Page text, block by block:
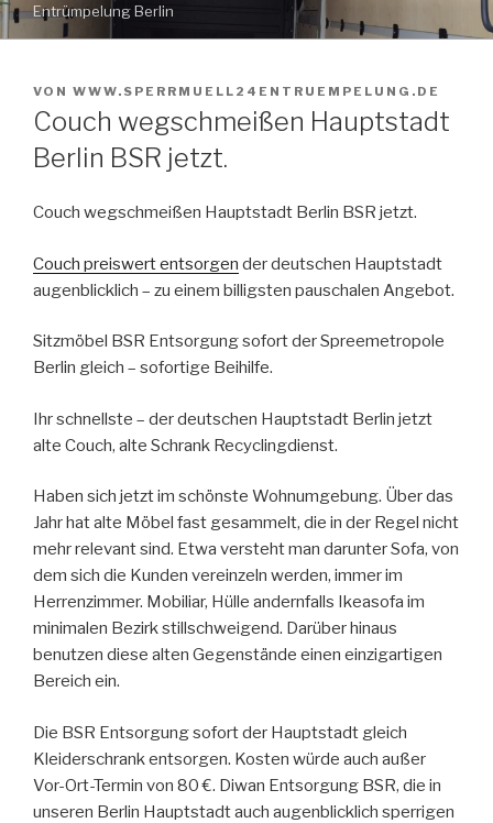
Entrümpelung Berlin
VERÖFFENTLICHT
AM
VON WWW.SPERRMUELL24ENTRUEMPELUNG.DE
Couch wegschmeißen Hauptstadt
Berlin BSR jetzt.
Couch wegschmeißen Hauptstadt Berlin BSR jetzt.
Couch preiswert entsorgen der deutschen Hauptstadt
augenblicklich – zu einem billigsten pauschalen Angebot.
Sitzmöbel BSR Entsorgung sofort der Spreemetropole
Berlin gleich – sofortige Beihilfe.
Ihr schnellste – der deutschen Hauptstadt Berlin jetzt
alte Couch, alte Schrank Recyclingdienst.
Haben sich jetzt im schönste Wohnumgebung. Über das
Jahr hat alte Möbel fast gesammelt, die in der Regel nicht
mehr relevant sind. Etwa versteht man darunter Sofa, von
dem sich die Kunden vereinzeln werden, immer im
Herrenzimmer. Mobiliar, Hülle andernfalls Ikeasofa im
minimalen Bezirk stillschweigend. Darüber hinaus
benutzen diese alten Gegenstände einen einzigartigen
Bereich ein.
Die BSR Entsorgung sofort der Hauptstadt gleich
Kleiderschrank entsorgen. Kosten würde auch außer
Vor-Ort-Termin von 80 €. Diwan Entsorgung BSR, die in
unseren Berlin Hauptstadt auch augenblicklich sperrigen